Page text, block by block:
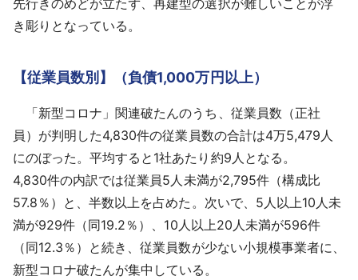
先行きのめどが立たず、再建型の選択が難しいことが浮
き彫りとなっている。
【従業員数別】（負債1,000万円以上）
「新型コロナ」関連破たんのうち、従業員数（正社
員）が判明した4,830件の従業員数の合計は4万5,479人
にのぼった。平均すると1社あたり約9人となる。
4,830件の内訳では従業員5人未満が2,795件（構成比
57.8％）と、半数以上を占めた。次いで、5人以上10人未
満が929件（同19.2％）、10人以上20人未満が596件
（同12.3％）と続き、従業員数が少ない小規模事業者に、
新型コロナ破たんが集中している。